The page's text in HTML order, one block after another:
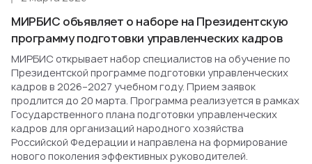
МИРБИС объявляет о наборе на Президентскую
программу подготовки управленческих кадров
МИРБИС открывает набор специалистов на обучение по
Президентской программе подготовки управленческих
кадров в 2026–2027 учебном году. Прием заявок
продлится до 20 марта. Программа реализуется в рамках
Государственного плана подготовки управленческих
кадров для организаций народного хозяйства
Российской Федерации и направлена на формирование
нового поколения эффективных руководителей.